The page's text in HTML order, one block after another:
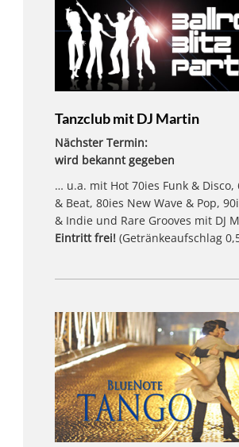
Tanzclub mit DJ Martin
Nächster Termin:
wird bekannt gegeben
… u.a. mit Hot 70ies Funk & Disco,
& Beat, 80ies New Wave & Pop,
& Indie und Rare Grooves mit DJ
Eintritt frei! (Getränkeaufschlag